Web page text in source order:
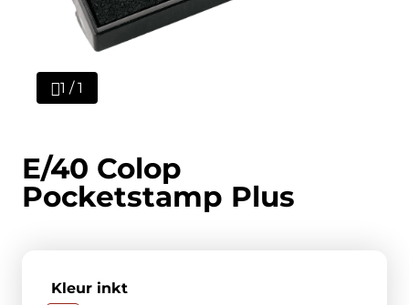
1 / 1
E/40 Colop
Pocketstamp Plus
Kleur inkt